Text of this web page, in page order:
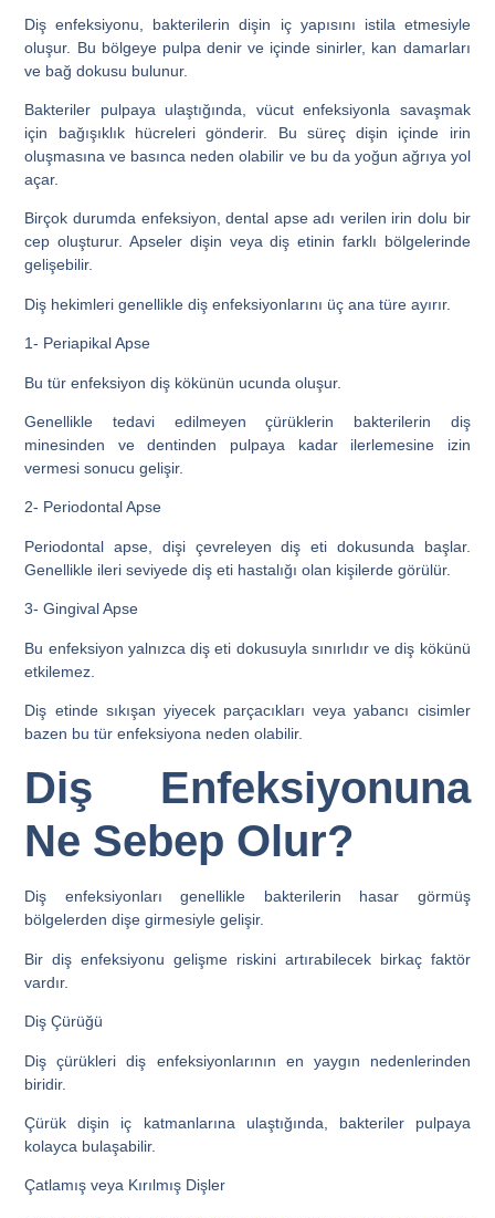
Diş enfeksiyonu, bakterilerin dişin iç yapısını istila etmesiyle
oluşur. Bu bölgeye pulpa denir ve içinde sinirler, kan damarları
ve bağ dokusu bulunur.
Bakteriler pulpaya ulaştığında, vücut enfeksiyonla savaşmak
için bağışıklık hücreleri gönderir. Bu süreç dişin içinde irin
oluşmasına ve basınca neden olabilir ve bu da yoğun ağrıya yol
açar.
Birçok durumda enfeksiyon, dental apse adı verilen irin dolu bir
cep oluşturur. Apseler dişin veya diş etinin farklı bölgelerinde
gelişebilir.
Diş hekimleri genellikle diş enfeksiyonlarını üç ana türe ayırır.
1- Periapikal Apse
Bu tür enfeksiyon diş kökünün ucunda oluşur.
Genellikle tedavi edilmeyen çürüklerin bakterilerin diş
minesinden ve dentinden pulpaya kadar ilerlemesine izin
vermesi sonucu gelişir.
2- Periodontal Apse
Periodontal apse, dişi çevreleyen diş eti dokusunda başlar.
Genellikle ileri seviyede diş eti hastalığı olan kişilerde görülür.
3- Gingival Apse
Bu enfeksiyon yalnızca diş eti dokusuyla sınırlıdır ve diş kökünü
etkilemez.
Diş etinde sıkışan yiyecek parçacıkları veya yabancı cisimler
bazen bu tür enfeksiyona neden olabilir.
Diş Enfeksiyonuna
Ne Sebep Olur?
Diş enfeksiyonları genellikle bakterilerin hasar görmüş
bölgelerden dişe girmesiyle gelişir.
Bir diş enfeksiyonu gelişme riskini artırabilecek birkaç faktör
vardır.
Diş Çürüğü
Diş çürükleri diş enfeksiyonlarının en yaygın nedenlerinden
biridir.
Çürük dişin iç katmanlarına ulaştığında, bakteriler pulpaya
kolayca bulaşabilir.
Çatlamış veya Kırılmış Dişler